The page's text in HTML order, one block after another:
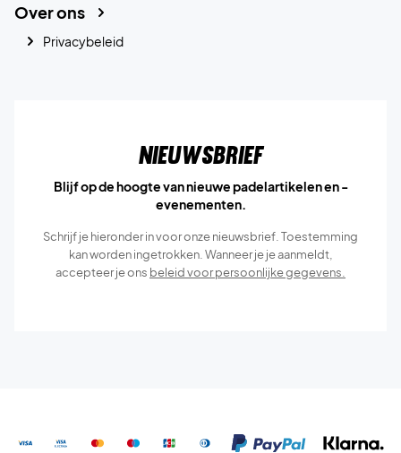
Over ons
Privacybeleid
Nieuwsbrief
Blijf op de hoogte van nieuwe padelartikelen en -
evenementen.
Schrijf je hieronder in voor onze nieuwsbrief. Toestemming
kan worden ingetrokken. Wanneer je je aanmeldt,
accepteer je ons beleid voor persoonlijke gegevens.